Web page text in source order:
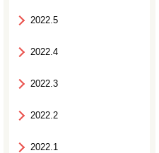
2022.5
2022.4
2022.3
2022.2
2022.1